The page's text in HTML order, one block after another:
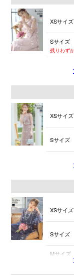
XSサイズ
Sサイズ
残りわず
XSサイズ
Sサイズ
XSサイズ
Sサイズ
Mサイズ